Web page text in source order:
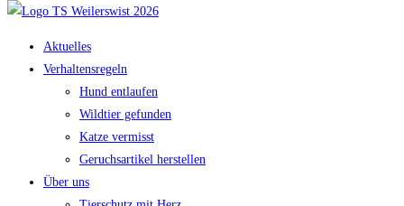
Aktuelles
Verhaltensregeln
Hund entlaufen
Wildtier gefunden
Katze vermisst
Geruchsartikel herstellen
Über uns